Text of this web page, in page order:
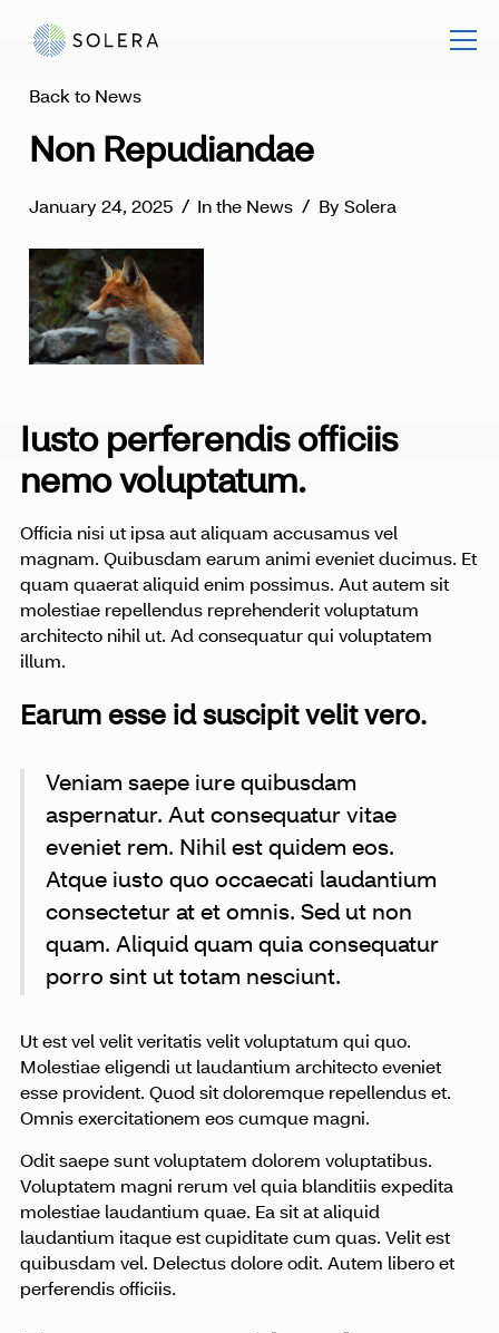
Back to News
Non Repudiandae
January 24, 2025 / In the News / By Solera
Iusto perferendis officiis
nemo voluptatum.
Officia nisi ut ipsa aut aliquam accusamus vel
magnam. Quibusdam earum animi eveniet ducimus. Et
quam quaerat aliquid enim possimus. Aut autem sit
molestiae repellendus reprehenderit voluptatum
architecto nihil ut. Ad consequatur qui voluptatem
illum.
Earum esse id suscipit velit vero.
Veniam saepe iure quibusdam
aspernatur. Aut consequatur vitae
eveniet rem. Nihil est quidem eos.
Atque iusto quo occaecati laudantium
consectetur at et omnis. Sed ut non
quam. Aliquid quam quia consequatur
porro sint ut totam nesciunt.
Ut est vel velit veritatis velit voluptatum qui quo.
Molestiae eligendi ut laudantium architecto eveniet
esse provident. Quod sit doloremque repellendus et.
Omnis exercitationem eos cumque magni.
Odit saepe sunt voluptatem dolorem voluptatibus.
Voluptatem magni rerum vel quia blanditiis expedita
molestiae laudantium quae. Ea sit at aliquid
laudantium itaque est cupiditate cum quas. Velit est
quibusdam vel. Delectus dolore odit. Autem libero et
perferendis officiis.